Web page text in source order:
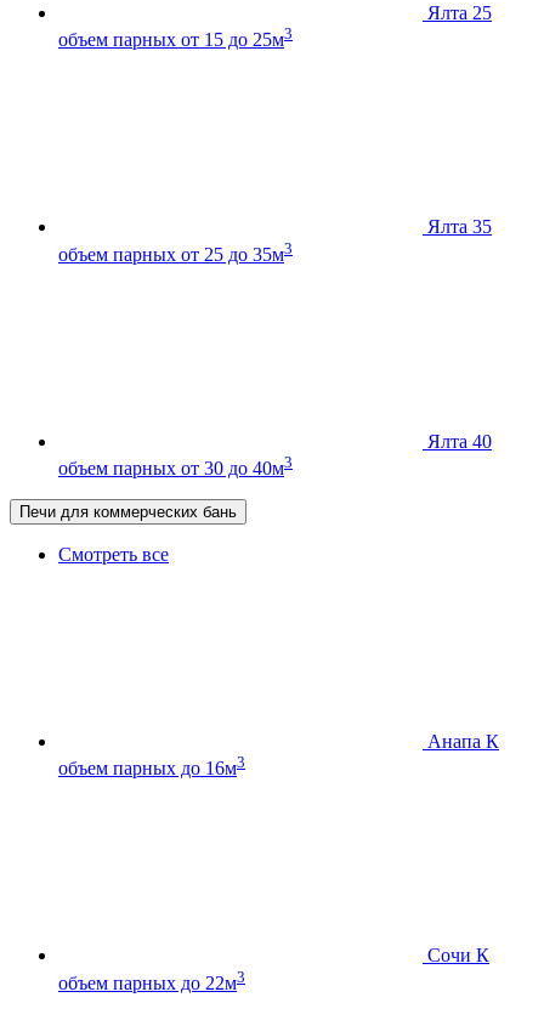
Ялта 25
объем парных от 15 до 25м3
Ялта 35
объем парных от 25 до 35м3
Ялта 40
объем парных от 30 до 40м3
Печи для коммерческих бань
Смотреть все
Анапа К
объем парных до 16м3
Сочи К
объем парных до 22м3